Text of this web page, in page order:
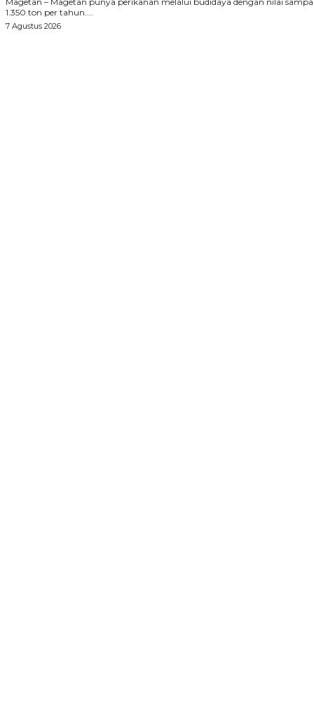
1.350 ton per tahun....
7 Agustus 2026